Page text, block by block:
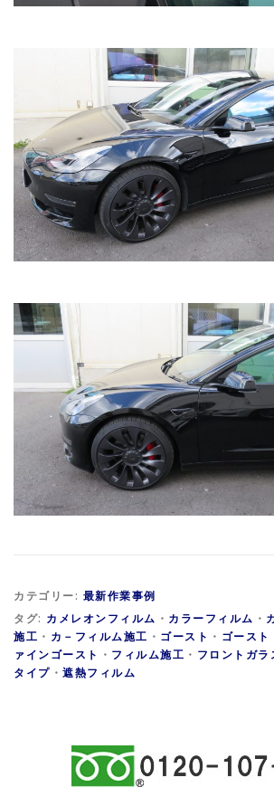
カテゴリー: 最新作業事例
タグ: カメレオンフィルム ・ カラーフィルム ・
施工 ・ カ－フィルム施工 ・ ゴースト ・ ゴース
ァインゴースト ・ フィルム施工 ・ フロントガラ
タイプ ・ 遮熱フィルム